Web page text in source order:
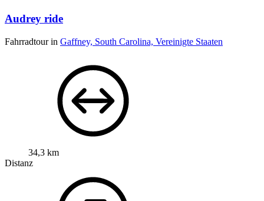
Audrey ride
Fahrradtour in Gaffney, South Carolina, Vereinigte Staaten
34,3 km
Distanz